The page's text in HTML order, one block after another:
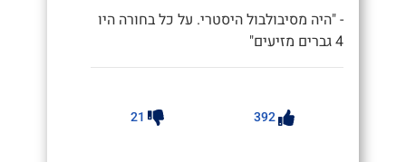
- "היה מסיבולבול היסטרי. על כל בחורה היו
4 גברים מזיעים"
392
21